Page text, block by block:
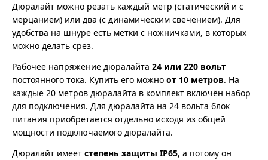
Дюралайт можно резать каждый метр (статический и с
мерцанием) или два (с динамическим свечением). Для
удобства на шнуре есть метки с ножничками, в которых
можно делать срез.
Рабочее напряжение дюралайта 24 или 220 вольт
постоянного тока. Купить его можно от 10 метров. На
каждые 20 метров дюралайта в комплект включён набор
для подключения. Для дюралайта на 24 вольта блок
питания приобретается отдельно исходя из общей
мощности подключаемого дюралайта.
Дюралайт имеет степень защиты IP65, а потому он